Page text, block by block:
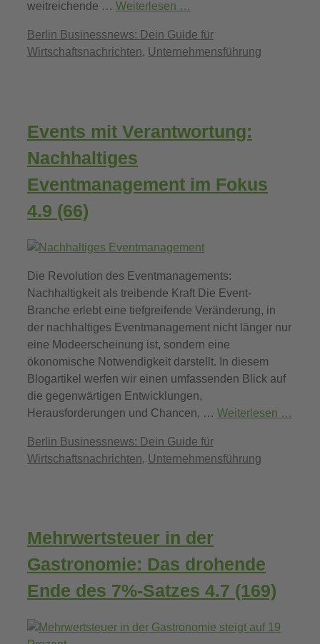
weitreichende … Weiterlesen …
Kategorien
Berlin Businessnews: Dein Guide für
Wirtschaftsnachrichten, Unternehmensführung
Events mit Verantwortung:
Nachhaltiges
Eventmanagement im Fokus
4.9 (66)
Die Revolution des Eventmanagements:
Nachhaltigkeit als treibende Kraft Die Event-
Branche erlebt eine tiefgreifende Veränderung, in
der nachhaltiges Eventmanagement nicht länger nur
eine Modeerscheinung ist, sondern eine
ökonomische Notwendigkeit darstellt. In diesem
Blogartikel werfen wir einen umfassenden Blick auf
die gegenwärtigen Entwicklungen,
Herausforderungen und Chancen, … Weiterlesen …
Kategorien
Berlin Businessnews: Dein Guide für
Wirtschaftsnachrichten, Unternehmensführung
Mehrwertsteuer in der
Gastronomie: Das drohende
Ende des 7%-Satzes 4.7 (169)